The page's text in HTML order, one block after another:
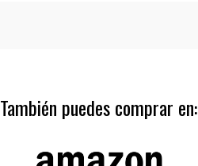
También puedes comprar en: